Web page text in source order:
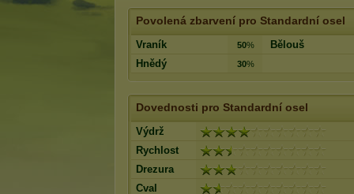
Povolená zbarvení pro Standardní osel
Vraník 50%
Bělouš
Hnědý
30%
Dovednosti pro Standardní osel
Výdrž
Rychlost
Drezura
Cval